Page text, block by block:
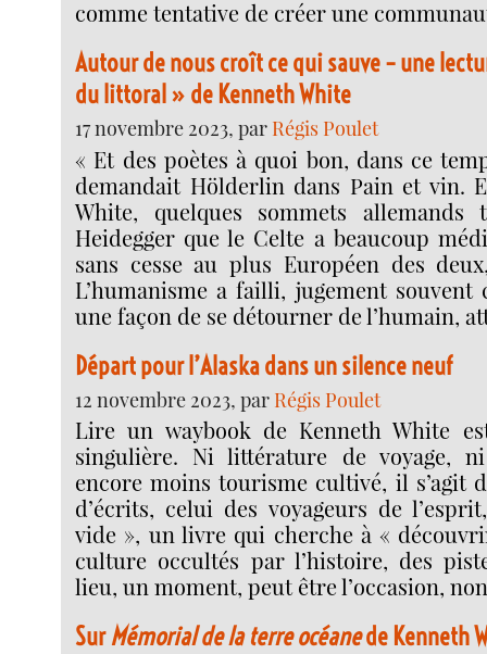
comme tentative de créer une
Autour de nous croît ce qui sauve – une
du littoral » de Kenneth White
17 novembre 2023, par Régis Poulet
« Et des poètes à quoi bon, dans ce
demandait Hölderlin dans Pain et vin.
White, quelques sommets allemands
Heidegger que le Celte a beaucoup
sans cesse au plus Européen des
L’humanisme a failli, jugement souvent
une façon de se détourner de l’humain,
Départ pour l’Alaska dans un silence neuf
12 novembre 2023, par Régis Poulet
Lire un waybook de Kenneth White
singulière. Ni littérature de voyage,
encore moins tourisme cultivé, il s’agit
d’écrits, celui des voyageurs de
vide », un livre qui cherche à «
culture occultés par l’histoire, des
lieu, un moment, peut être l’occasion,
SurMémorial de la terre océanede Kenneth